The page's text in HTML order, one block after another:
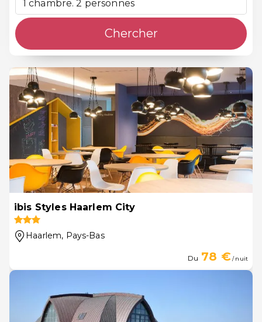
1 chambre. 2 personnes
Chercher
ibis Styles Haarlem City
Haarlem, Pays-Bas
Du 78 €/ nuit